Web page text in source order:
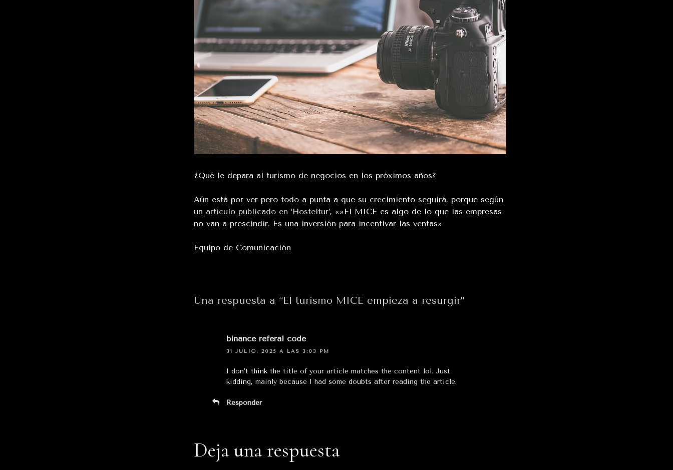
¿Qué le depara al turismo de negocios en los próximos años?
Aún está por ver pero todo a punta a que su crecimiento seguirá, porque según
un artículo publicado en ‘Hosteltur’, «»El MICE es algo de lo que las empresas
no van a prescindir. Es una inversión para incentivar las ventas»
Equipo de Comunicación
Una respuesta a “El turismo MICE empieza a resurgir”
binance referal code
31 JULIO, 2025 A LAS 3:03 PM
I don’t think the title of your article matches the content lol. Just
kidding, mainly because I had some doubts after reading the article.
Responder
Deja una respuesta